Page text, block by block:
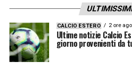
CALCIO ESTERO 2 ore ago
Ultime notizie Calcio
giorno provenienti da